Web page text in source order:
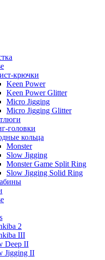
крючки
Keen Power
Keen Power Glitter
Micro Jigging
Micro Jigging Glitter
головки
кольца
Monster
Slow Jigging
Monster Game Split Ring
Slow Jigging Solid Ring
2
III
Deep II
Jigging II